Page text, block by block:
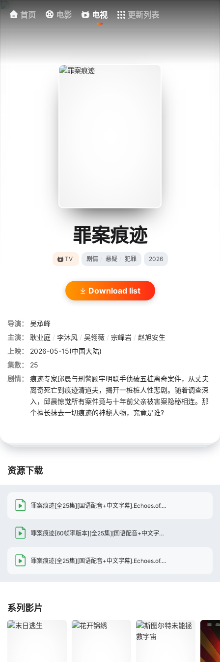
首页 电影 电视 更新列表
罪案痕迹
TV 剧情 悬疑 犯罪 2026
Download list
导演：
吴承峰
主演：
耿业庭 / 李沐风 / 吴翎薇 / 宗峰岩 / 赵旭安生
上映：
2026-05-15(中国大陆)
集数：
25
剧情：
痕迹专家邱晨与刑警顾宇明联手侦破五桩离奇案件，从丈夫
离奇死亡到痕迹清道夫，揭开一桩桩人性悲剧。随着调查深
入，邱晨惊觉所有案件竟与十年前父亲被害案隐秘相连。那
个擅长抹去一切痕迹的神秘人物，究竟是谁?
资源下载
罪案痕迹[全25集][国语配音+中文字幕].Echoes.of.Evidence.S01.2026.2160p.WEB-DL.H265.HDR.AAC-BlackTV
罪案痕迹[60帧率版本][全25集][国语配音+中文字幕].2026.2160p.WEB-DL.H265.HDR.60fps.AAC-BlackTV
罪案痕迹[全25集][国语配音+中文字幕].Echoes.of.Evidence.S01.2026.2160p.WEB-DL.H265.AAC-BlackTV
系列影片